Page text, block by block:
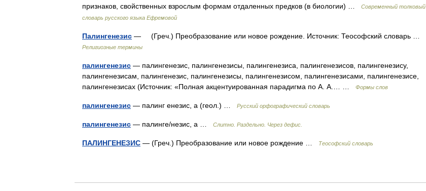
признаков, свойственных взрослым формам отдаленных предков (в биологии) …
Современный толковый
словарь русского языка Ефремовой
Палингенезис — (Греч.) Преобразование или новое рождение. Источник: Теософский словарь …
Религиозные термины
палингенезис — палингенезис, палингенезисы, палингенезиса, палингенезисов, палингенезису,
палингенезисам, палингенезис, палингенезисы, палингенезисом, палингенезисами, палингенезисе,
палингенезисах (Источник: «Полная акцентуированная парадигма по А. А.… …
Формы слов
палингенезис — палинг енезис, а (геол.) … Русский орфографический словарь
палингенезис — палинге/незис, а … Слитно. Раздельно. Через дефис.
ПАЛИНГЕНЕЗИС — (Греч.) Преобразование или новое рождение … Теософский словарь